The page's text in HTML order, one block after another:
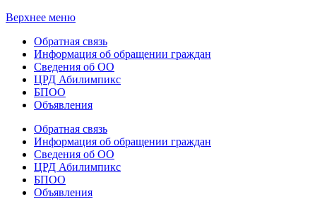
Верхнее меню
Обратная связь
Информация об обращении граждан
Сведения об ОО
ЦРД Абилимпикс
БПОО
Объявления
Обратная связь
Информация об обращении граждан
Сведения об ОО
ЦРД Абилимпикс
БПОО
Объявления